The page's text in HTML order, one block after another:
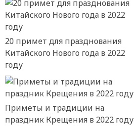
20 примет для празднования
Китайского Нового года в 2022
году
Приметы и традиции на
праздник Крещения в 2022 году